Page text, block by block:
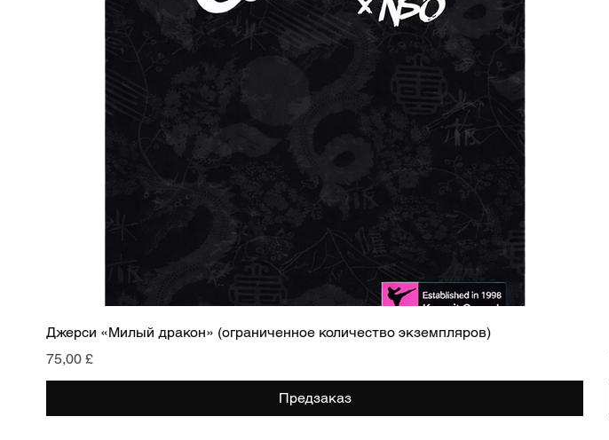
Быстрый просмотр
Джерси «Милый дракон» (ограниченное количество экземпляров)
Цена
75,00 £
Предзаказ